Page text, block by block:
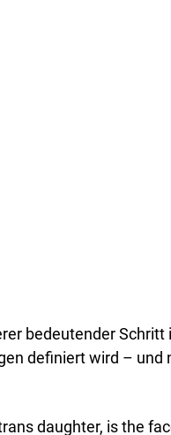
bedeutender Schritt
definiert wird – und
daughter, is the